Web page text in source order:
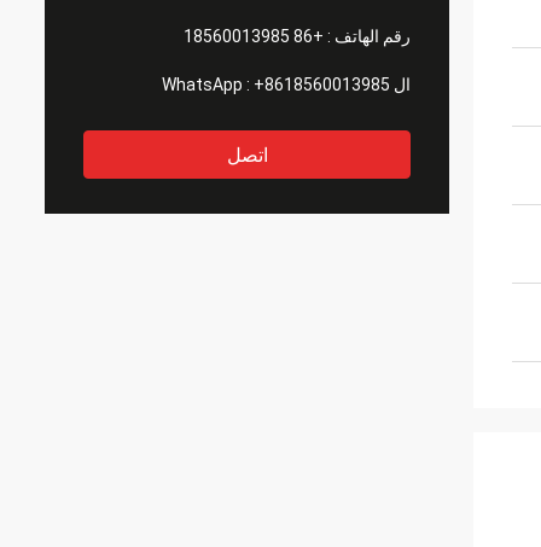
رقم الهاتف : +86 18560013985
ال WhatsApp : +8618560013985
اتصل